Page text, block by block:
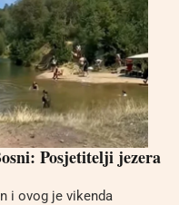
Posjetitelji jezera
i ovog je vikenda